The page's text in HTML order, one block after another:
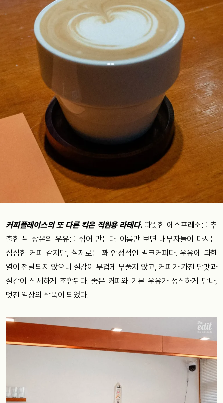
커피플레이스의 또 다른 킥은 직원용 라테다. 따뜻한 에스프레소를 추
출한 뒤 상온의 우유를 섞어 만든다. 이름만 보면 내부자들이 마시는
심심한 커피 같지만, 실제로는 꽤 안정적인 밀크커피다. 우유에 과한
열이 전달되지 않으니 질감이 무겁게 부풀지 않고, 커피가 가진 단맛과
질감이 섬세하게 조합된다. 좋은 커피와 기본 우유가 정직하게 만나,
멋진 일상의 작품이 되었다.